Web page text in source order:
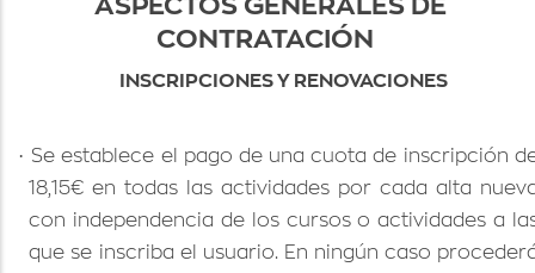
CONTRATACIÓN
INSCRIPCIONES Y RENOVACIONES
· Se establece el pago de una cuota de inscripción
18,15€ en todas las actividades por cada alta
con independencia de los cursos o actividades a
que se inscriba el usuario. En ningún caso